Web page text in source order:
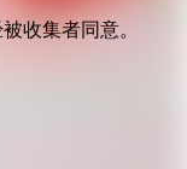
收集者同意。